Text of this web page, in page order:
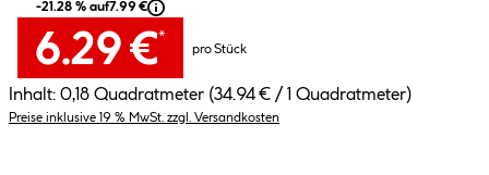
-21.28 % auf7.99 €
6.29 €*
pro Stück
Inhalt: 0,18 Quadratmeter (34.94 € / 1 Quadratmeter)
Preise inklusive 19 % MwSt. zzgl. Versandkosten